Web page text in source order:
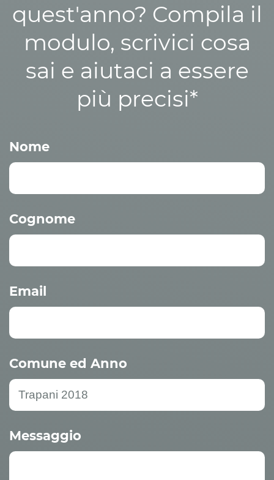
quest'anno? Compila il
modulo, scrivici cosa
sai e aiutaci a essere
più precisi*
Nome
Cognome
Email
Comune ed Anno
Messaggio